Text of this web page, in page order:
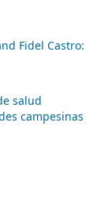
Fidel Castro:
salud
campesinas